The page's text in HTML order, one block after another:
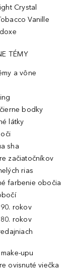
Crystal
Vanille
TÉMY
a vône
bodky
látky
sha
začiatočníkov
rias
farbenie obočia
rokov
rokov
upu
ovisnuté viečka